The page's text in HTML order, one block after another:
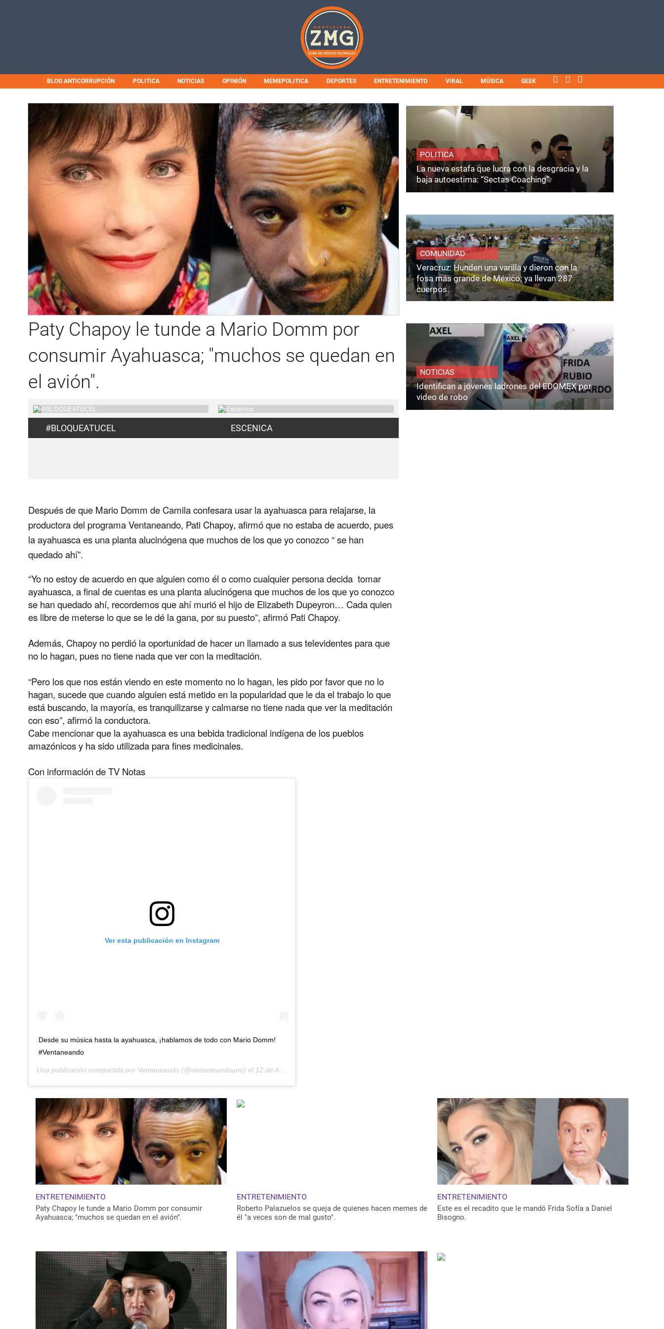
BLOG ANTICORRUPCIÓN POLITICA NOTICIAS OPINIÓN MEMEPOLITICA DEPORTES ENTRETENIMIENTO VIRAL MÚSICA GEEK
Paty Chapoy le tunde a Mario Domm por
consumir Ayahuasca; "muchos se quedan en
el avión".
#BLOQUEATUCEL ESCENICA
Después de que Mario Domm de Camila confesara usar la ayahuasca para relajarse, la
productora del programa Ventaneando, Pati Chapoy, afirmó que no estaba de acuerdo, pues
la ayahuasca es una planta alucinógenaque muchos de los que yo conozco “ se han
quedado ahí”.
“Yo no estoy de acuerdo en que alguien como él o como cualquier persona decida tomar
ayahuasca, a final de cuentas es una planta alucinógena que muchos de los que yo conozco
se han quedado ahí, recordemos que ahí murió el hijo de Elizabeth Dupeyron… Cada quien
es libre de meterse lo que se le dé la gana, por su puesto”, afirmó Pati Chapoy.
Además, Chapoy no perdió la oportunidad de hacer un llamado a sus televidentes para que
no lo hagan, pues no tiene nada que ver con la meditación.
“Pero los que nos están viendo en este momento no lo hagan, les pido por favor que no lo
hagan, sucede que cuando alguien está metido en la popularidad que le da el trabajo lo que
está buscando, la mayoría, es tranquilizarse y calmarse no tiene nada que ver la meditación
con eso”, afirmó la conductora.
Cabe mencionar que la ayahuasca es una bebida tradicional indígena de los pueblos
amazónicos y ha sido utilizada para fines medicinales.
Con información de TV Notas
Ver esta publicación en Instagram
Desde su música hasta la ayahuasca, ¡hablamos de todo con Mario Domm!
#Ventaneando
Una publicación compartida porVentaneando (@ventaneandouno) el 12 de Ago de 2019 a las 3:10 PDT
POLITICA
La nueva estafa que lucra con la desgracia y la
baja autoestima: “Sectas Coaching”
COMUNIDAD
Veracruz: Hunden una varilla y dieron con la
fosa más grande de México; ya llevan 287
cuerpos.
NOTICIAS
Identifican a jóvenes ladrones del EDOMEX por
video de robo
ENTRETENIMIENTO
Paty Chapoy le tunde a Mario Domm por consumir
Ayahuasca; "muchos se quedan en el avión".
ENTRETENIMIENTO
Roberto Palazuelos se queja de quienes hacen memes de
él "a veces son de mal gusto".
ENTRETENIMIENTO
Este es el recadito que le mandó Frida Sofía a Daniel
Bisogno.